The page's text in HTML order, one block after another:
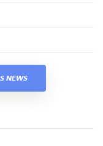
NEWS